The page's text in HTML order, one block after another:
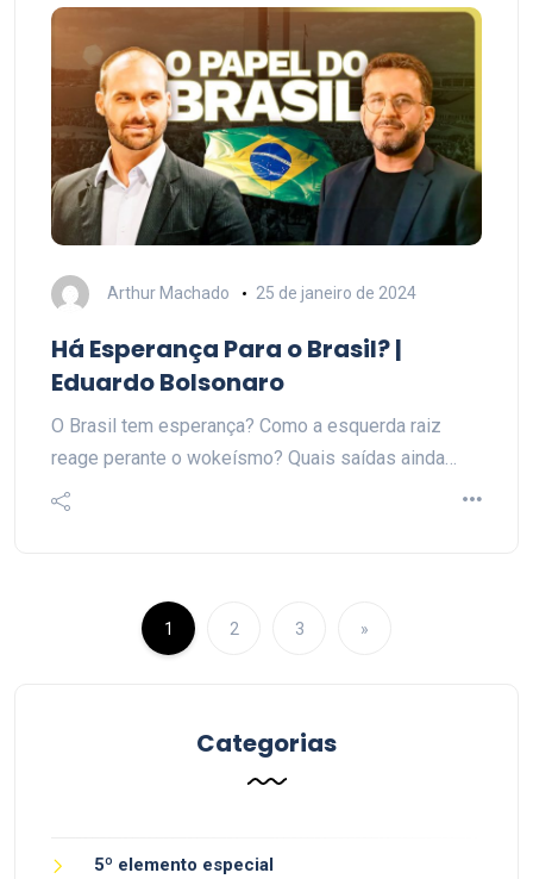
Arthur Machado 25 de janeiro de 2024
Há Esperança Para o Brasil? |
Eduardo Bolsonaro
O Brasil tem esperança? Como a esquerda raiz
reage perante o wokeísmo? Quais saídas ainda…
1 2 3 »
Categorias
5º elemento especial